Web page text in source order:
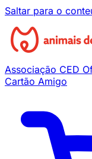
Saltar para o
Associação CED
Cartão Amigo